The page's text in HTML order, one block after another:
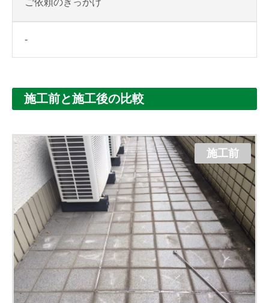
ご依頼のきっかけ
-
施工前と施工後の比較